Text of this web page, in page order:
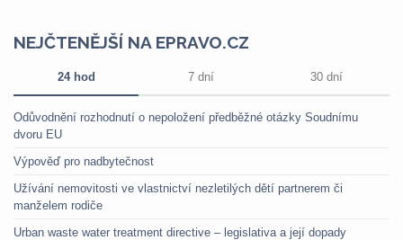
NEJČTENĚJŠÍ NA EPRAVO.CZ
24 hod 7 dní 30 dní
Odůvodnění rozhodnutí o nepoložení předběžné otázky Soudnímu
dvoru EU
Výpověď pro nadbytečnost
Užívání nemovitosti ve vlastnictví nezletilých dětí partnerem či
manželem rodiče
Urban waste water treatment directive – legislativa a její dopady